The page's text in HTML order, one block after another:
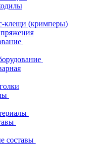
клещи (кримперы)
составы